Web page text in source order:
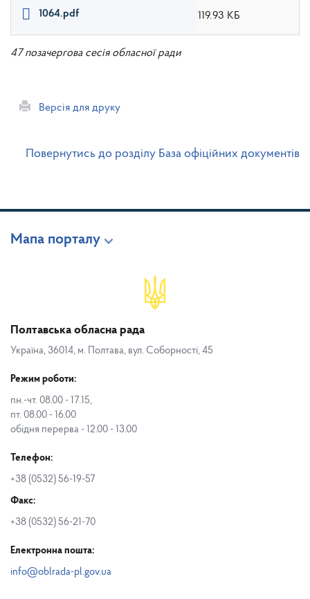
1064.pdf 119.93 КБ
47 позачергова сесія обласної ради
Версія для друку
Повернутись до розділу База офіційних документів
Мапа порталу
Полтавська обласна рада
Україна, 36014, м. Полтава, вул. Соборності, 45
Режим роботи:
пн.-чт. 08.00 - 17.15,
пт. 08.00 - 16.00
обідня перерва - 12.00 - 13.00
Телефон:
+38 (0532) 56-19-57
Факс:
+38 (0532) 56-21-70
Електронна пошта:
info@oblrada-pl.gov.ua